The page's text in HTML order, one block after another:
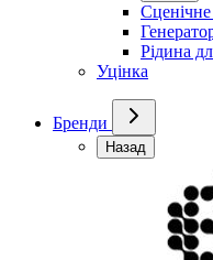
Рідина
Уцінка
Бренди
Назад